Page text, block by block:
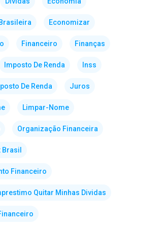
Economizar
Financeiro Finanças
Imposto De Renda Inss
De Renda Juros
Limpar-Nome
Organização Financeira
Brasil
Financeiro
Quitar Minhas Dividas